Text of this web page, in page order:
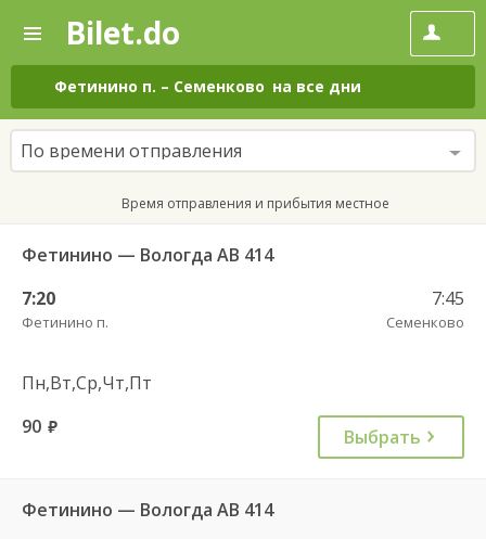
—
Поиск
и
покупка
билетов
на
автобус
онлайн
Bilet.do
Фетинино п. – Семенково на все дни
По времени отправления
Время отправления и прибытия местное
Фетинино — Вологда АВ 414
7:20
Фетинино п.
7:45
Семенково
Пн,Вт,Ср,Чт,Пт
90 руб. Выбрать
Фетинино — Вологда АВ 414